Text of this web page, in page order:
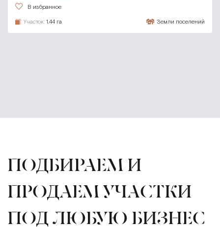
В избранное
Участок: 1.44 га Земли поселений
ПОДБИРАЕМ И
ПРОДАЕМ УЧАСТКИ
ПОД ЛЮБУЮ БИЗНЕС